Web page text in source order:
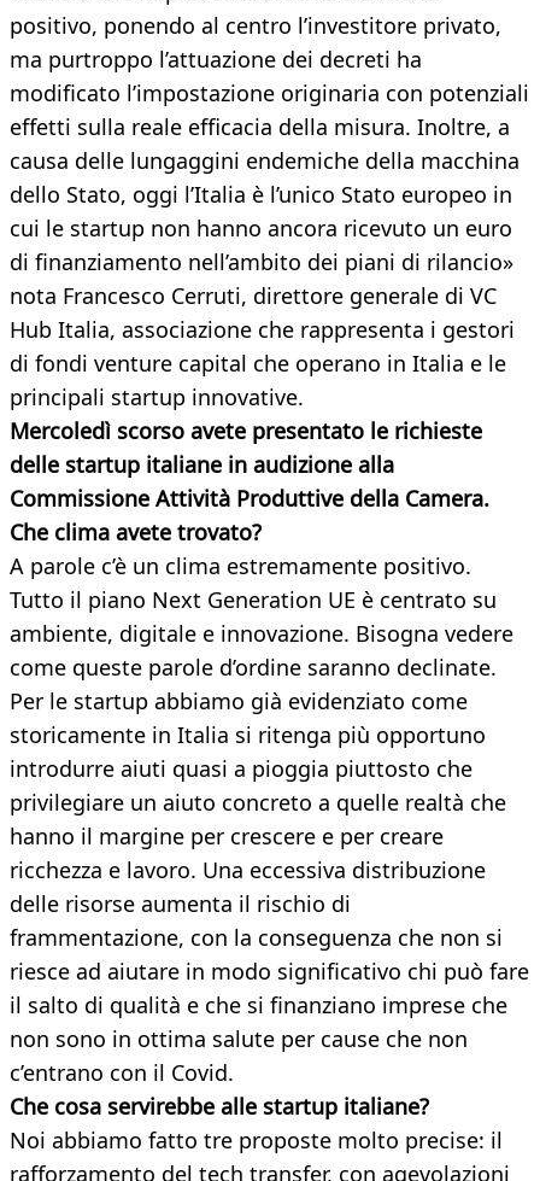
positivo, ponendo al centro l’investitore privato,
ma purtroppo l’attuazione dei decreti ha
modificato l’impostazione originaria con potenziali
effetti sulla reale efficacia della misura. Inoltre, a
causa delle lungaggini endemiche della macchina
dello Stato, oggi l’Italia è l’unico Stato europeo in
cui le startup non hanno ancora ricevuto un euro
di finanziamento nell’ambito dei piani di rilancio»
nota Francesco Cerruti, direttore generale di VC
Hub Italia, associazione che rappresenta i gestori
di fondi venture capital che operano in Italia e le
principali startup innovative.
Mercoledì scorso avete presentato le richieste
delle startup italiane in audizione alla
Commissione Attività Produttive della Camera.
Che clima avete trovato?
A parole c’è un clima estremamente positivo.
Tutto il piano Next Generation UE è centrato su
ambiente, digitale e innovazione. Bisogna vedere
come queste parole d’ordine saranno declinate.
Per le startup abbiamo già evidenziato come
storicamente in Italia si ritenga più opportuno
introdurre aiuti quasi a pioggia piuttosto che
privilegiare un aiuto concreto a quelle realtà che
hanno il margine per crescere e per creare
ricchezza e lavoro. Una eccessiva distribuzione
delle risorse aumenta il rischio di
frammentazione, con la conseguenza che non si
riesce ad aiutare in modo significativo chi può fare
il salto di qualità e che si finanziano imprese che
non sono in ottima salute per cause che non
c’entrano con il Covid.
Che cosa servirebbe alle startup italiane?
Noi abbiamo fatto tre proposte molto precise: il
rafforzamento del tech transfer, con agevolazioni